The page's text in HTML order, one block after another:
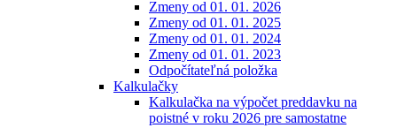
Zmeny od 01. 01. 2026
Zmeny od 01. 01. 2025
Zmeny od 01. 01. 2024
Zmeny od 01. 01. 2023
Odpočítateľná položka
Kalkulačky
Kalkulačka na výpočet preddavku na
poistné v roku 2026 pre samostatne